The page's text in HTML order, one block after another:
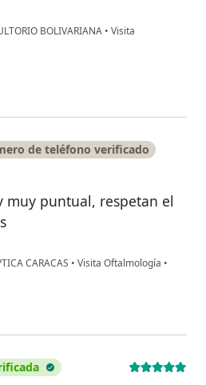
BOLIVARIANA • Visita
de teléfono verificado
muy puntual, respetan el
CARACAS • Visita Oftalmología •